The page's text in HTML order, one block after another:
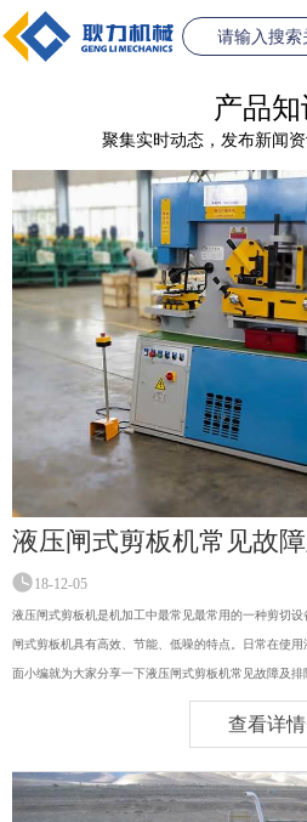
桥梁设备
GL1500-2500数控钢筋笼滚焊机
查看更多
产品中心
案例中心
联系我们
新闻资讯
公司简介
产品知
聚集实时动态，发布新闻
液压闸式剪板机常见故障
18-12-05
液压闸式剪板机是机加工中最常见最常用的一种剪切
闸式剪板机具有高效、节能、低噪的特点。日常在使
面小编就为大家分享一下液压闸式剪板机常见故障及排
查看详